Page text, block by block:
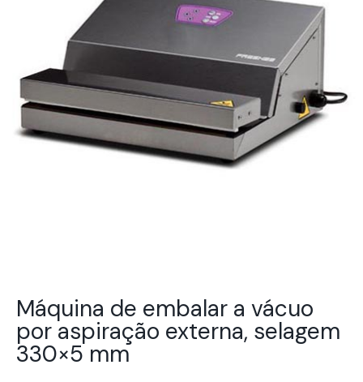
Máquina de embalar a vácuo
por aspiração externa, selagem
330×5 mm